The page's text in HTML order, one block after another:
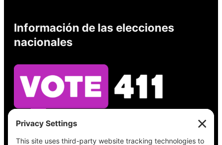
Información de las elecciones
nacionales
Vea lo que hay en su boleta, encuentre su